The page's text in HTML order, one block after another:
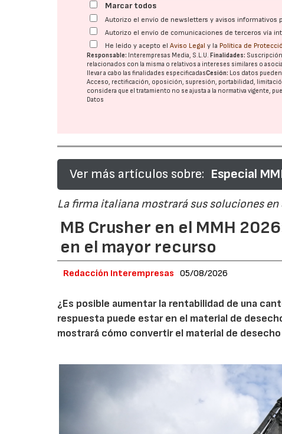
Marcar todos
Autorizo el envío de newsletters y avisos informativos
Autorizo el envío de comunicaciones de terceros vía
He leído y acepto elAviso Legal y la Política de
Responsable: Interempresas Media, S.L.U. Finalidades:
relacionados con la misma o relativos a intereses similares o
llevar a cabo las finalidades especificadasCesión: Los datos
Acceso, rectificación, oposición, supresión, portabilidad,
considera que el tratamiento no se ajusta a la normativa vigente,
Datos
Ver más artículos sobre: Especial
La firma italiana mostrará sus soluciones
MB Crusher en el MMH
en el mayor recurso
Redacción Interempresas 05/08/2026
¿Es posible aumentar la rentabilidad de una
respuesta puede estar en el material de
mostrará cómo convertir el material de